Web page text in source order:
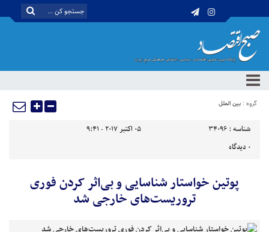
گروه : بین الملل
شناسه : 34096
05 اکتبر 2017 - 9:41
0 دیدگاه
پوتین خواستار شناسایی و بی‌اثر کردن فوری
تروریست‌های خارجی شد